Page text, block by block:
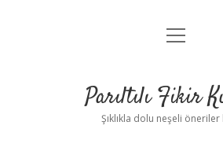
Anasayfa
Yasal Uyarı
menüyü
Parıltılı Fikir
Şıklıkla dolu neşeli öneriler